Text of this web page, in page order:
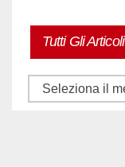
Tutti Gli Articoli
Tutti